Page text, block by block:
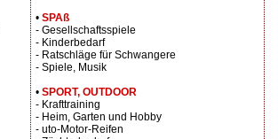
• SPAß
- Gesellschaftsspiele
- Kinderbedarf
- Ratschläge für Schwangere
- Spiele, Musik
• SPORT, OUTDOOR
- Krafttraining
- Heim, Garten und Hobby
- uto-Motor-Reifen